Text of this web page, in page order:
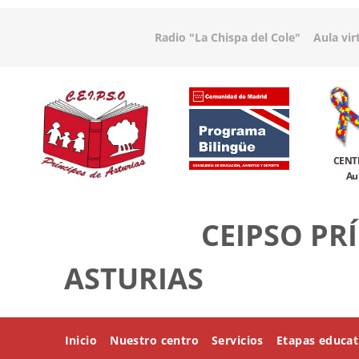
Radio "La Chispa del Cole" Aula
CEIPSO
ASTURIAS
Inicio Nuestro centro Servicios Etapas